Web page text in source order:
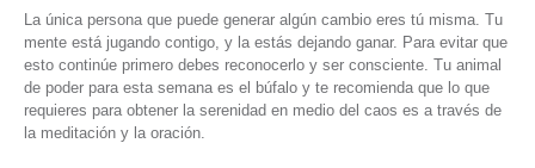
La única persona que puede generar algún cambio eres tú misma. Tu
mente está jugando contigo, y la estás dejando ganar. Para evitar que
esto continúe primero debes reconocerlo y ser consciente. Tu animal
de poder para esta semana es el búfalo y te recomienda que lo que
requieres para obtener la serenidad en medio del caos es a través de
la meditación y la oración.